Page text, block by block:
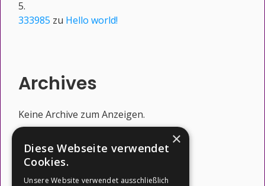
333985 zu Hello world!
Archives
Keine Archive zum Anzeigen.
Categories
×
Diese Webseite verwendet
Cookies.
Unsere Website verwendet ausschließlich